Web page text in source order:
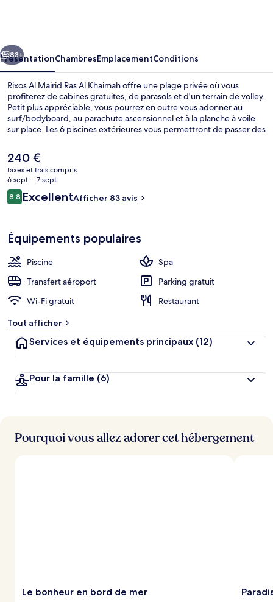
Al
Khaimah
Suivant
83+
PrésentationChambresEmplacementConditions
Rixos Al Mairid Ras Al Khaimah offre une plage privée où vous
profiterez de cabines gratuites, de parasols et d'un terrain de volley.
Petit plus appréciable, vous pourrez en outre vous adonner au
surf/bodyboard, au parachute ascensionnel et à la planche à voile
sur place. Les 6 piscines extérieures vous permettront de passer des
chouchouter pourront profiter des dépresso-massages, des soins
du visage et des gommages corporels. Les options de restauration
comprennent 3 restaurants, tandis que les 3 bars de plage vous
invitent à siroter des boissons rafraîchissantes. Cet hôtel de luxe
abrite en outre 3 bars/lounges, un club pour enfants (gratuit) et une
salle de fitness ouverte 24 h/24. Les autres voyageurs ne disent que
Le
prix
actuel
est
de
240 €
taxes et frais compris
6 sept. - 7 sept.
Avis
voyageurs
8,88,8 sur 10
ExcellentAfficher 83 avis
Équipements populaires
Piscine
Spa
Transfert aéroport
Parking gratuit
Wi-Fi gratuit
Restaurant
Tout afficher
Services et équipements principaux (12)
Pour la famille (6)
Pourquoi vous allez adorer cet hébergement
Le bonheur en bord de mer